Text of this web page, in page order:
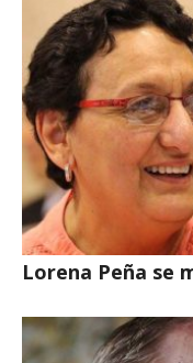
Lorena Peña se